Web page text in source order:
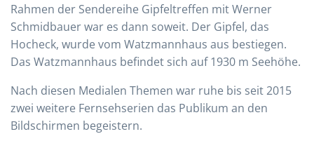
Rahmen der Sendereihe Gipfeltreffen mit Werner
Schmidbauer war es dann soweit. Der Gipfel, das
Hocheck, wurde vom Watzmannhaus aus bestiegen.
Das Watzmannhaus befindet sich auf 1930 m Seehöhe.
Nach diesen Medialen Themen war ruhe bis seit 2015
zwei weitere Fernsehserien das Publikum an den
Bildschirmen begeistern.